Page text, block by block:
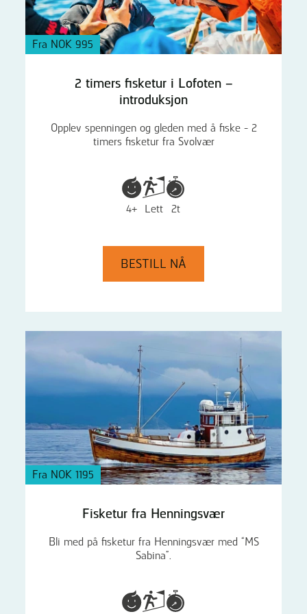
Fra NOK 995
2 timers fisketur i Lofoten –
introduksjon
Opplev spenningen og gleden med å fiske - 2
timers fisketur fra Svolvær
4+ Lett 2t
BESTILL NÅ
Fra NOK 1195
Fisketur fra Henningsvær
Bli med på fisketur fra Henningsvær med “MS
Sabina”.